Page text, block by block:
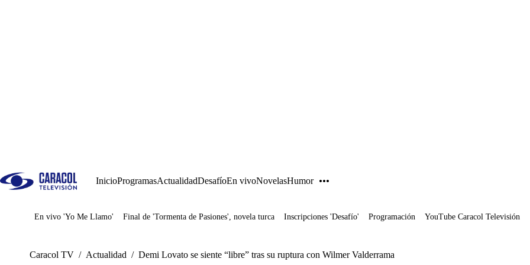
InicioProgramasActualidadDesafíoEn vivoNovelasHumor
Juegos
En vivo 'Yo Me Llamo' Final de 'Tormenta de Pasiones', novela turca Inscripciones 'Desafío' Programación YouTube Caracol Televisión
Caracol TV / Actualidad / Demi Lovato se siente “libre” tras su ruptura con Wilmer Valderrama